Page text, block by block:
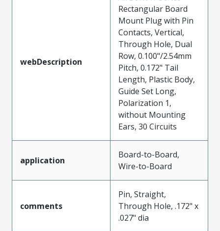
webDescription
Rectangular Board
Mount Plug with Pin
Contacts, Vertical,
Through Hole, Dual
Row, 0.100"/2.54mm
Pitch, 0.172" Tail
Length, Plastic Body,
Guide Set Long,
Polarization 1,
without Mounting
Ears, 30 Circuits
application
Board-to-Board,
Wire-to-Board
comments
Pin, Straight,
Through Hole, .172" x
.027" dia